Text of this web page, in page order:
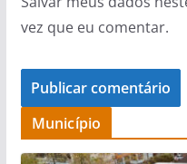
vez que eu comentar.
Município